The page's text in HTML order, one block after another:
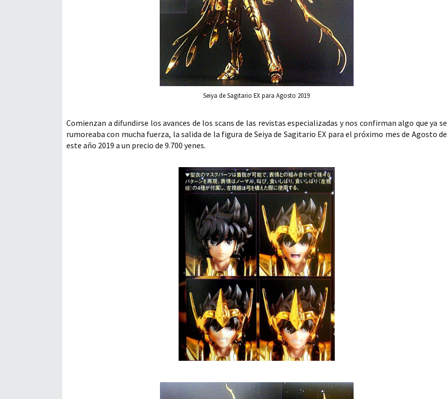
Seiya de Sagitario EX para Agosto 2019
Comienzan a difundirse los avances de los scans de las revistas especializadas y nos confirman algo que ya se
rumoreaba con mucha fuerza, la salida de la figura de Seiya de Sagitario EX para el próximo mes de Agosto de
este año 2019 a un precio de 9.700 yenes.